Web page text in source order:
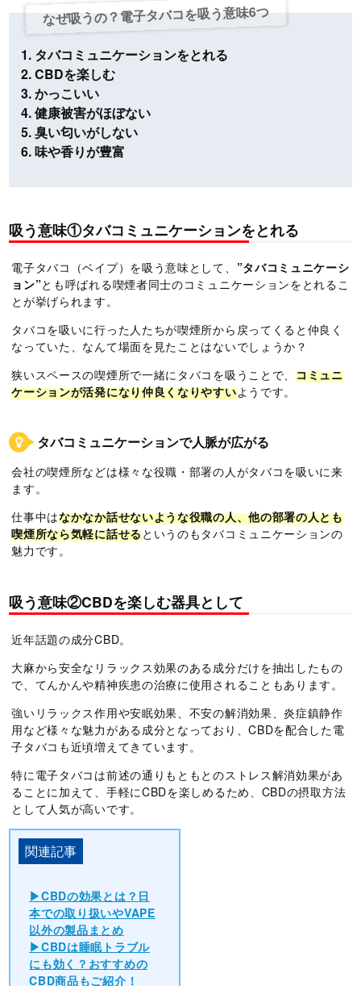
なぜ吸うの？電子タバコを吸う意味6つ
タバコミュニケーションをとれる
CBDを楽しむ
かっこいい
健康被害がほぼない
臭い匂いがしない
味や香りが豊富
吸う意味①タバコミュニケーションをとれる
電子タバコ（ベイプ）を吸う意味として、 ”タバコミュニケーシ
ョン”とも呼ばれる喫煙者同士のコミュニケーションをとれるこ
とが挙げられます。
タバコを吸いに行った人たちが喫煙所から戻ってくると仲良く
なっていた、なんて場面を見たことはないでしょうか？
狭いスペースの喫煙所で一緒にタバコを吸うことで、コミュニ
ケーションが活発になり仲良くなりやすいようです。
タバコミュニケーションで人脈が広がる
会社の喫煙所などは様々な役職・部署の人がタバコを吸いに来
ます。
仕事中はなかなか話せないような役職の人、他の部署の人とも
喫煙所なら気軽に話せるというのもタバコミュニケーションの
魅力です。
吸う意味②CBDを楽しむ器具として
近年話題の成分CBD。
大麻から安全なリラックス効果のある成分だけを抽出したもの
で、てんかんや精神疾患の治療に使用されることもあります。
強いリラックス作用や安眠効果、不安の解消効果、炎症鎮静作
用など様々な魅力がある成分となっており、CBDを配合した電
子タバコも近頃増えてきています。
特に電子タバコは前述の通りもともとのストレス解消効果があ
ることに加えて、手軽にCBDを楽しめるため、CBDの摂取方法
として人気が高いです。
CBDの効果とは？日
本での取り扱いやVAPE
以外の製品まとめ
CBDは睡眠トラブル
にも効く？おすすめの
CBD商品もご紹介！